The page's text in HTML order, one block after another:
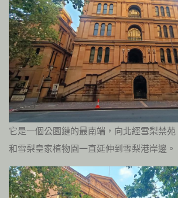
它是一個公園鏈的最南端，向北經雪梨禁苑
和雪梨皇家植物園一直延伸到雪梨港岸邊。